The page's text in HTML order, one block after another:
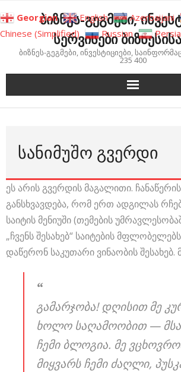
to
content
ბიზნეს-გეგმები,
სერვისები
ბიზნეს-გეგმები, ინვესტიციები,
235 400
ᲡᲐᲜᲘᲛᲣᲨᲝ ᲒᲕᲔᲠᲓᲘ
ეს არის გვერდის მაგალითი.
განსხვავდება, რომ ერთ ადგილას
საიტის მენიუში (თემების
„ჩვენს შესახებ“ საიტების
დაწერონ საკუთარი ვინაობის
გამარჯობა! დღისით მე
ხოლო საღამოობით —
ჩემი ბლოგია. მე
მიყვარს ჩემი ძაღლი,
Georgian English Azerbaijani
Chinese (Simplified)
Russian